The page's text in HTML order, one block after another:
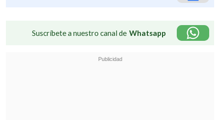
Suscríbete a nuestro canal de Whatsapp